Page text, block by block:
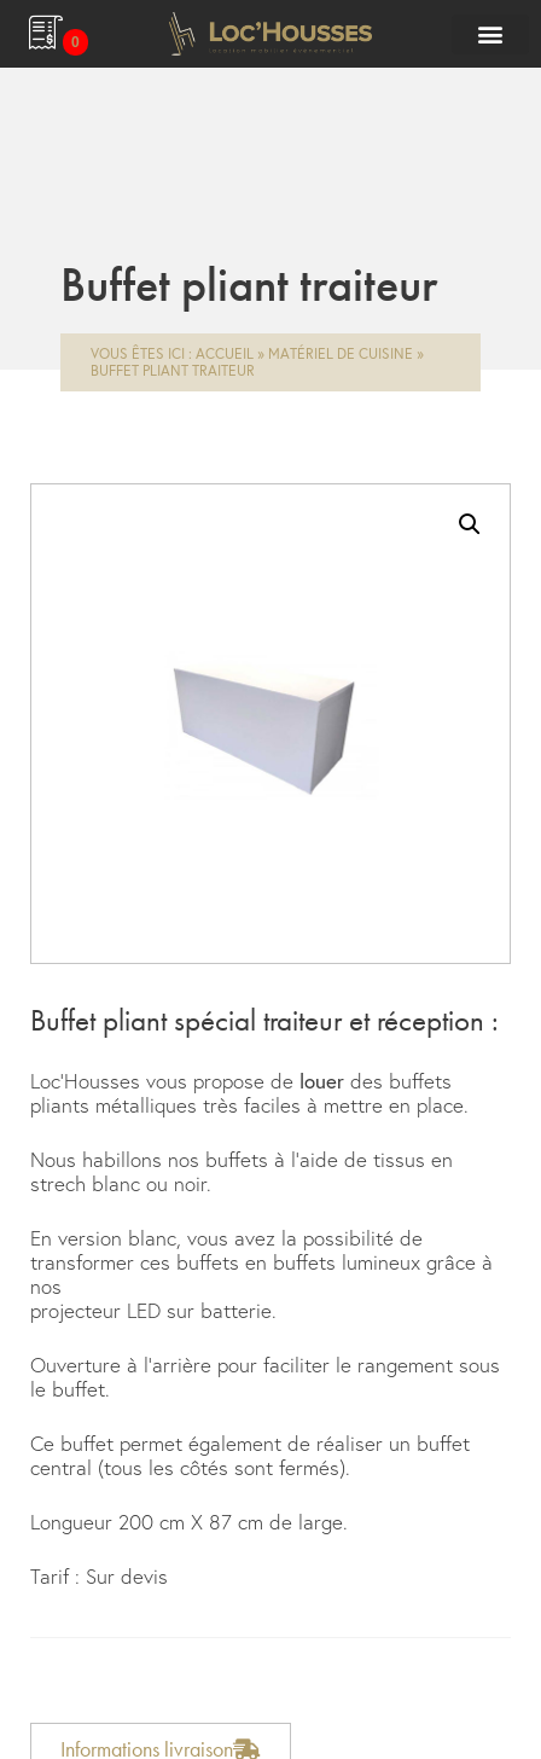
0
Buffet pliant traiteur
VOUS ÊTES ICI : ACCUEIL » MATÉRIEL DE CUISINE »
BUFFET PLIANT TRAITEUR
Buffet pliant spécial traiteur et réception :
Loc’Housses vous propose de louer des buffets
pliants métalliques très faciles à mettre en place.
Nous habillons nos buffets à l’aide de tissus en
strech blanc ou noir.
En version blanc, vous avez la possibilité de
transformer ces buffets en buffets lumineux grâce à
nos
projecteur LED sur batterie.
Ouverture à l’arrière pour faciliter le rangement sous
le buffet.
Ce buffet permet également de réaliser un buffet
central (tous les côtés sont fermés).
Longueur 200 cm X 87 cm de large.
Tarif : Sur devis
Informations livraison